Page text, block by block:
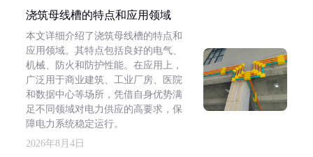
浇筑母线槽的特点和应用领域
本文详细介绍了浇筑母线槽的特点和
应用领域。其特点包括良好的电气、
机械、防火和防护性能。在应用上，
广泛用于商业建筑、工业厂房、医院
和数据中心等场所，凭借自身优势满
足不同领域对电力供应的高要求，保
障电力系统稳定运行。
2026年8月4日